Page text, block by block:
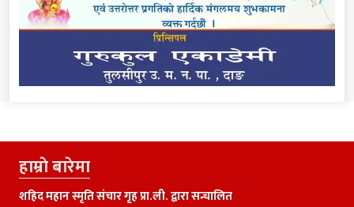
हाम्राे बारेमा
शहिद महान स्मृति संचार गृह प्रा.ली. द्वारा सन्चालित